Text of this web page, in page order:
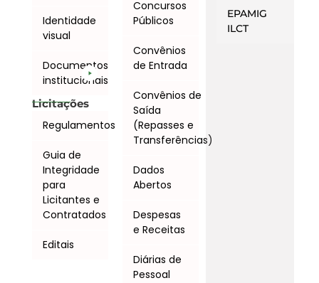
Identidade
visual
Documentos
institucionais
Licitações
Regulamentos
Guia de
Integridade
para
Licitantes e
Contratados
Editais
Concursos
Públicos
Convênios
de Entrada
Convênios de
Saída
(Repasses e
Transferências)
Dados
Abertos
Despesas
e Receitas
Diárias de
Pessoal
EPAMIG
ILCT